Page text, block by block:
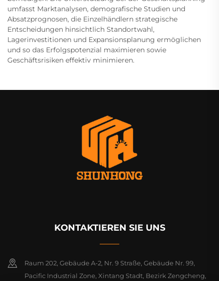
umfasst Marktanalysen, demografische Studien und
Absatzprognosen, die Einzelhändlern strategische
Entscheidungen hinsichtlich Standortwahl,
Lagerinvestitionen und Expansionsplanung ermöglichen
und so das Erfolgspotenzial maximieren sowie
Geschäftsrisiken effektiv minimieren.
KONTAKTIEREN SIE UNS
Raum 202, Gebäude A-2, Nr. 9 Straße, Gebäude Nr. 99,
Pacific Industrial Zone, Xintang Stadt, Bezirk Zengcheng,